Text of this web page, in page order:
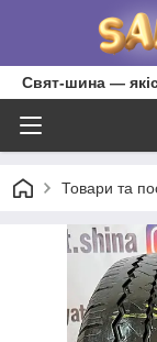
Свят-шина —
Товари та